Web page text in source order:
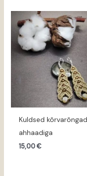
Kuldsed kõrvarõngad
ahhaadiga
15,00€